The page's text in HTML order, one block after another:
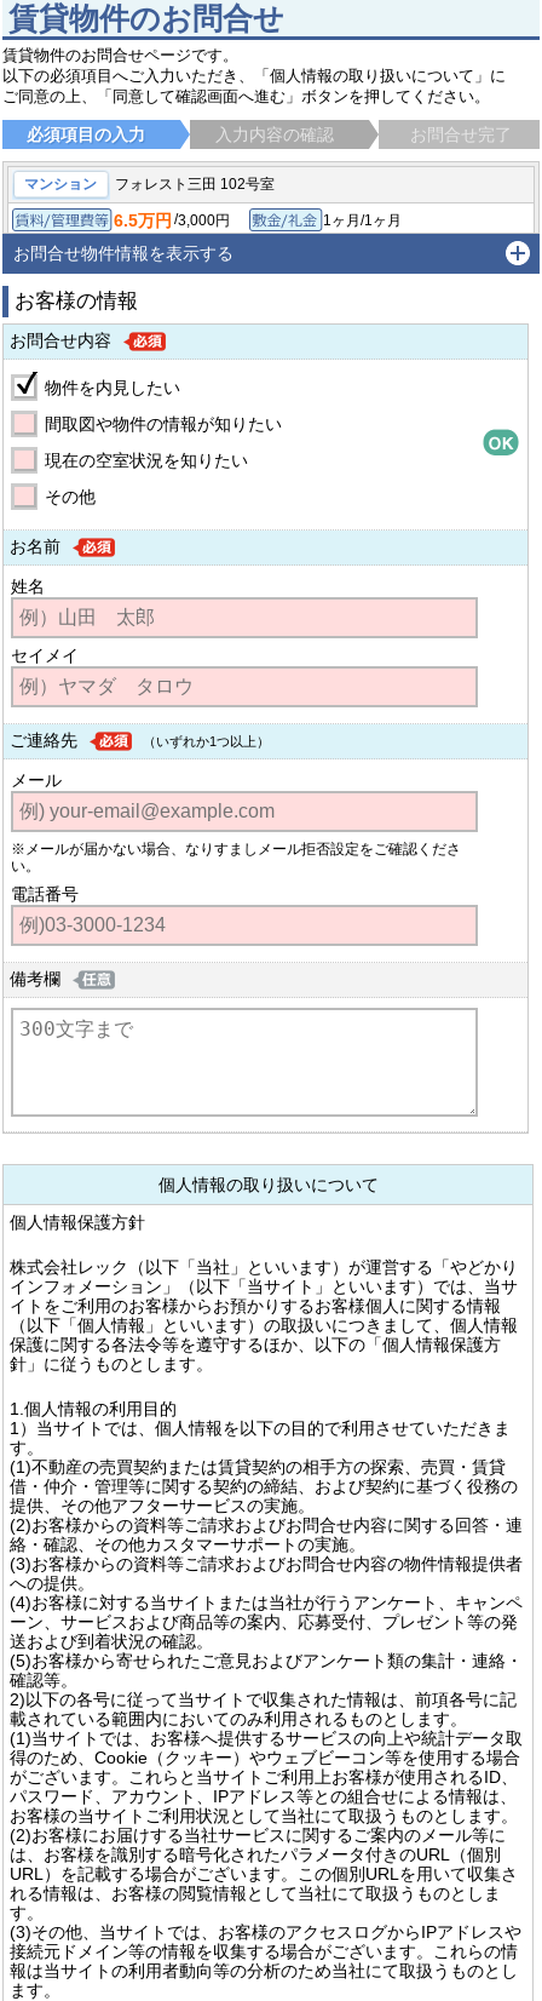
賃貸物件のお問合せ
賃貸物件のお問合せページです。
以下の必須項目へご入力いただき、「個人情報の取り扱いについて」に
ご同意の上、「同意して確認画面へ進む」ボタンを押してください。
必須項目の入力 入力内容の確認 お問合せ完了
マンション フォレスト三田 102号室
賃料/管理費等
6.5万円 /3,000円 敷金/礼金
1ヶ月/1ヶ月
保証金/敷引/償却金
-/1ヶ月/-
築年月
2004年1月
川崎市多摩区東三田
お問合せ物件情報を表示する
お客様の情報
お問合せ内容
物件を内見したい
間取図や物件の情報が知りたい
現在の空室状況を知りたい
その他
お名前
姓名
セイメイ
ご連絡先 （いずれか1つ以上）
メール
※メールが届かない場合、なりすましメール拒否設定をご確認くださ
い。
電話番号
備考欄
個人情報の取り扱いについて
個人情報保護方針
株式会社レック（以下「当社」といいます）が運営する「やどかり
インフォメーション」（以下「当サイト」といいます）では、当サ
イトをご利用のお客様からお預かりするお客様個人に関する情報
（以下「個人情報」といいます）の取扱いにつきまして、個人情報
保護に関する各法令等を遵守するほか、以下の「個人情報保護方
針」に従うものとします。
1.個人情報の利用目的
1）当サイトでは、個人情報を以下の目的で利用させていただきま
す。
(1)不動産の売買契約または賃貸契約の相手方の探索、売買・賃貸
借・仲介・管理等に関する契約の締結、および契約に基づく役務の
提供、その他アフターサービスの実施。
(2)お客様からの資料等ご請求およびお問合せ内容に関する回答・連
絡・確認、その他カスタマーサポートの実施。
(3)お客様からの資料等ご請求およびお問合せ内容の物件情報提供者
への提供。
(4)お客様に対する当サイトまたは当社が行うアンケート、キャンペ
ーン、サービスおよび商品等の案内、応募受付、プレゼント等の発
送および到着状況の確認。
(5)お客様から寄せられたご意見およびアンケート類の集計・連絡・
確認等。
2)以下の各号に従って当サイトで収集された情報は、前項各号に記
載されている範囲内においてのみ利用されるものとします。
(1)当サイトでは、お客様へ提供するサービスの向上や統計データ取
得のため、Cookie（クッキー）やウェブビーコン等を使用する場合
がございます。これらと当サイトご利用上お客様が使用されるID、
パスワード、アカウント、IPアドレス等との組合せによる情報は、
お客様の当サイトご利用状況として当社にて取扱うものとします。
(2)お客様にお届けする当社サービスに関するご案内のメール等に
は、お客様を識別する暗号化されたパラメータ付きのURL（個別
URL）を記載する場合がございます。この個別URLを用いて収集さ
れる情報は、お客様の閲覧情報として当社にて取扱うものとしま
す。
(3)その他、当サイトでは、お客様のアクセスログからIPアドレスや
接続元ドメイン等の情報を収集する場合がございます。これらの情
報は当サイトの利用者動向等の分析のため当社にて取扱うものとし
ます。